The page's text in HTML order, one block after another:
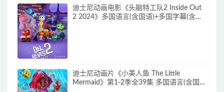
迪士尼动画电影《头脑特工队2 Inside Out
2 2024》多国语言(含国语)+多国字幕(含中
迪士尼动画片《小美人鱼 The Little
Mermaid》第1-2季全39集 多国语言(含国